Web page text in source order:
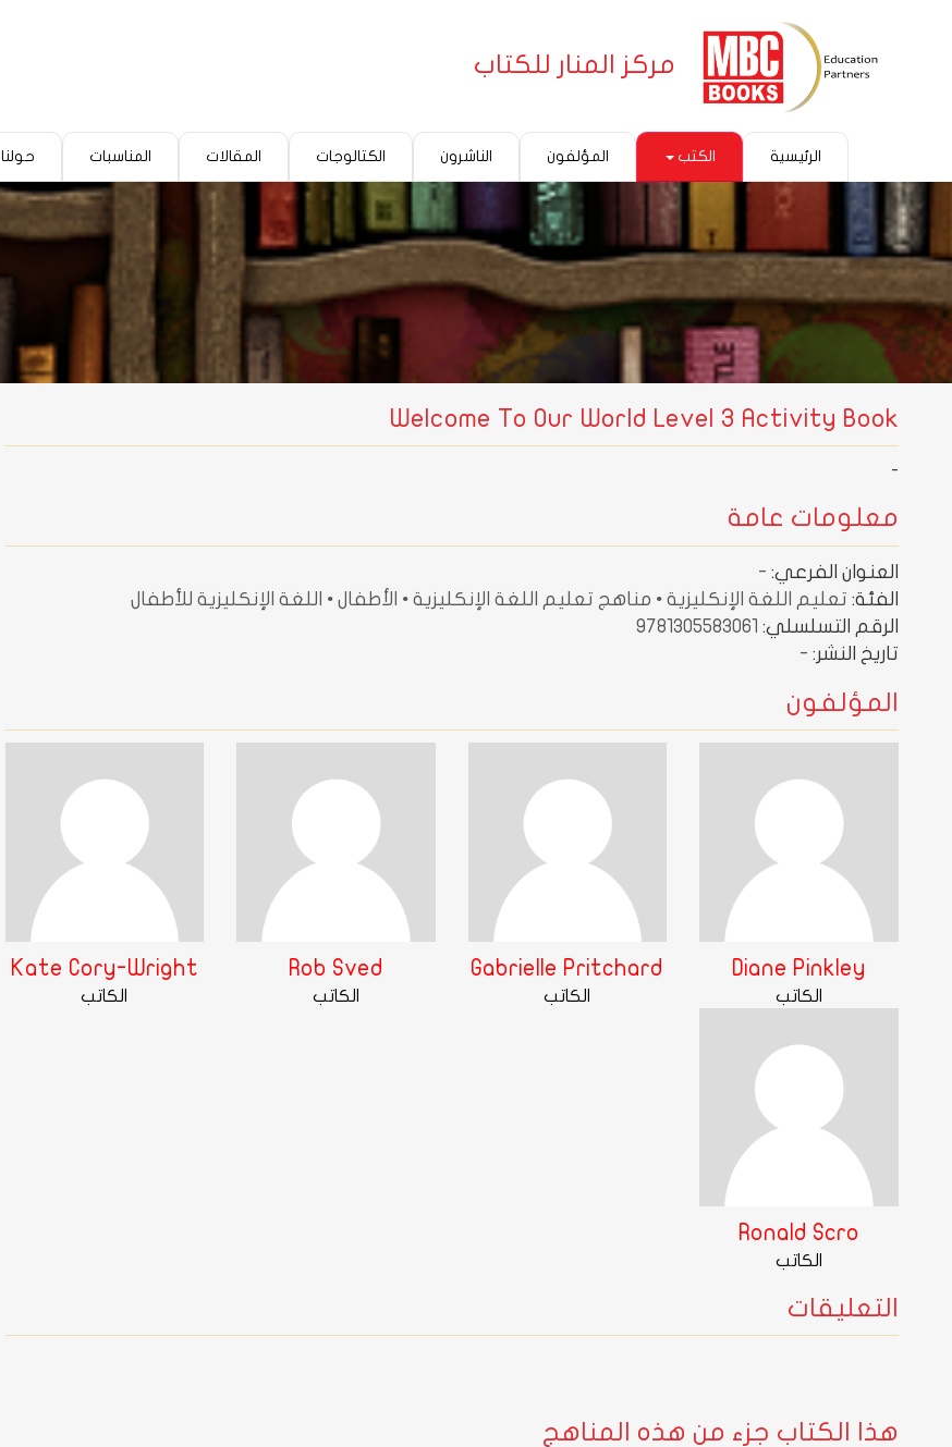
مركز المنار للكتاب
الرئيسية الكتب المؤلفون الناشرون الكتالوجات المقالات المناسبات حولنا
Welcome To Our World Level 3 Activity Book
-
معلومات عامة
العنوان الفرعي: -
الفئة: تعليم اللغة الإنكليزية • مناهج تعليم اللغة الإنكليزية • الأطفال • اللغة الإنكليزية للأطفال
الرقم التسلسلي: 9781305583061
تاريخ النشر: -
المؤلفون
Diane Pinkley
الكاتب
Gabrielle Pritchard
الكاتب
Rob Sved
الكاتب
Kate Cory-Wright
الكاتب
Ronald Scro
الكاتب
التعليقات
هذا الكتاب جزء من هذه المناهج